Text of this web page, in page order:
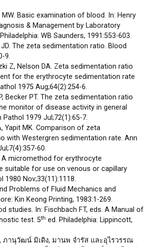
MW. Basic examination of blood. In: Henry
& Management by Laboratory
WB Saunders, 1991:553-603.
The zeta sedimentation ratio. Blood
9.
Z, Nelson DA. Zeta sedimentation ratio
for the erythrocyte sedimentation rate
1975 Aug;64(2):254-6.
Becker PT. The zeta sedimentation ratio
monitor of disease activity in general
Pathol 1979 Jul;72(1):65-7.
Yapit MK. Comparison of zeta
with Westergren sedimentation rate. Ann
60.
A micromethod for erythrocyte
suitable for use on venous or capillary
1980 Nov;33(11):1118.
Problems of Fluid Mechanics and
Kin Keong Printing, 1983:1-269.
studies. In: Fischbach FT, eds. A Manual of
test. 5th ed. Philadelphia: Lippincott,
ภานุวัฒน์ มิเดิง, มานพ จำรัส และอุไรวรรณ